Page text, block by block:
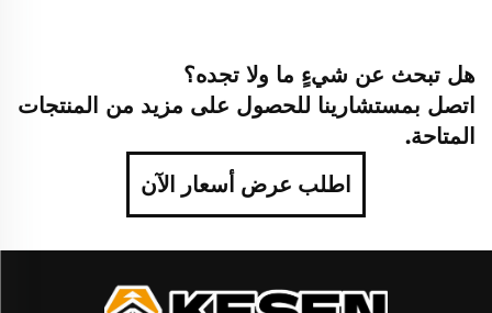
هل تبحث عن شيءٍ ما ولا تجده؟
اتصل بمستشارينا للحصول على مزيد من المنتجات
المتاحة.
اطلب عرض أسعار الآن